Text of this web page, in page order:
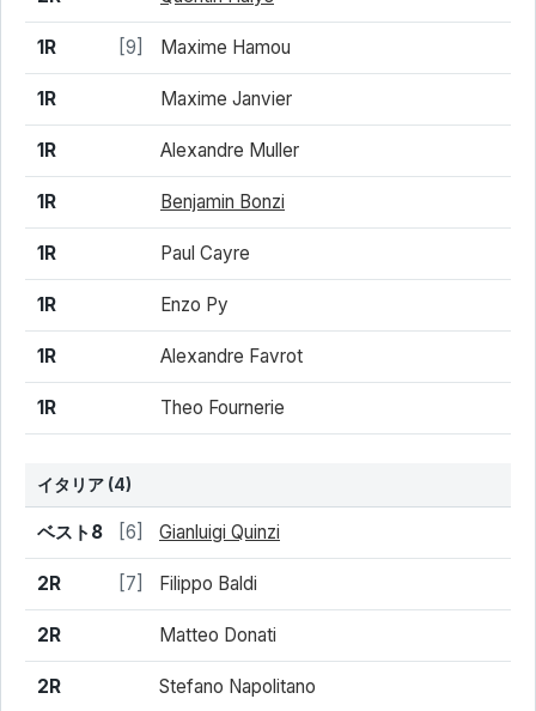
1R [9] Maxime Hamou
1R Maxime Janvier
1R Alexandre Muller
1R Benjamin Bonzi
1R Paul Cayre
1R Enzo Py
1R Alexandre Favrot
1R Theo Fournerie
イタリア (4)
結果 シード 選手名
ベスト8 [6] Gianluigi Quinzi
2R [7] Filippo Baldi
2R Matteo Donati
2R Stefano Napolitano